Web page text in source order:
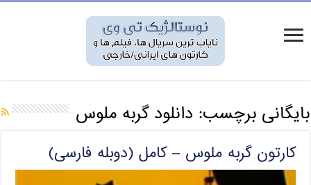
بایگانی برچسب: دانلود گربه ملوس
کارتون گربه ملوس – کامل (دوبله فارسی)